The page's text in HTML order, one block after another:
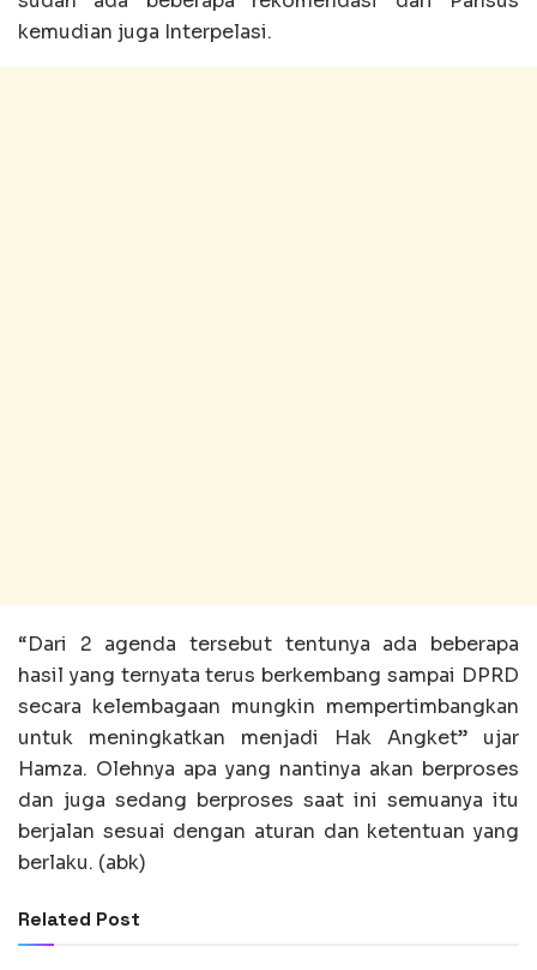
kemudian juga Interpelasi.
“Dari 2 agenda tersebut tentunya ada beberapa
hasil yang ternyata terus berkembang sampai DPRD
secara kelembagaan mungkin mempertimbangkan
untuk meningkatkan menjadi Hak Angket” ujar
Hamza. Olehnya apa yang nantinya akan berproses
dan juga sedang berproses saat ini semuanya itu
berjalan sesuai dengan aturan dan ketentuan yang
berlaku. (abk)
Related Post